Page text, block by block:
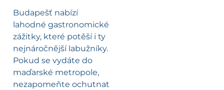
Budapešť nabízí
lahodné gastronomické
zážitky, které potěší i ty
nejnáročnější labužníky.
Pokud se vydáte do
maďarské metropole,
nezapomeňte ochutnat